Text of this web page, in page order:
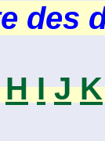
des
H I J K